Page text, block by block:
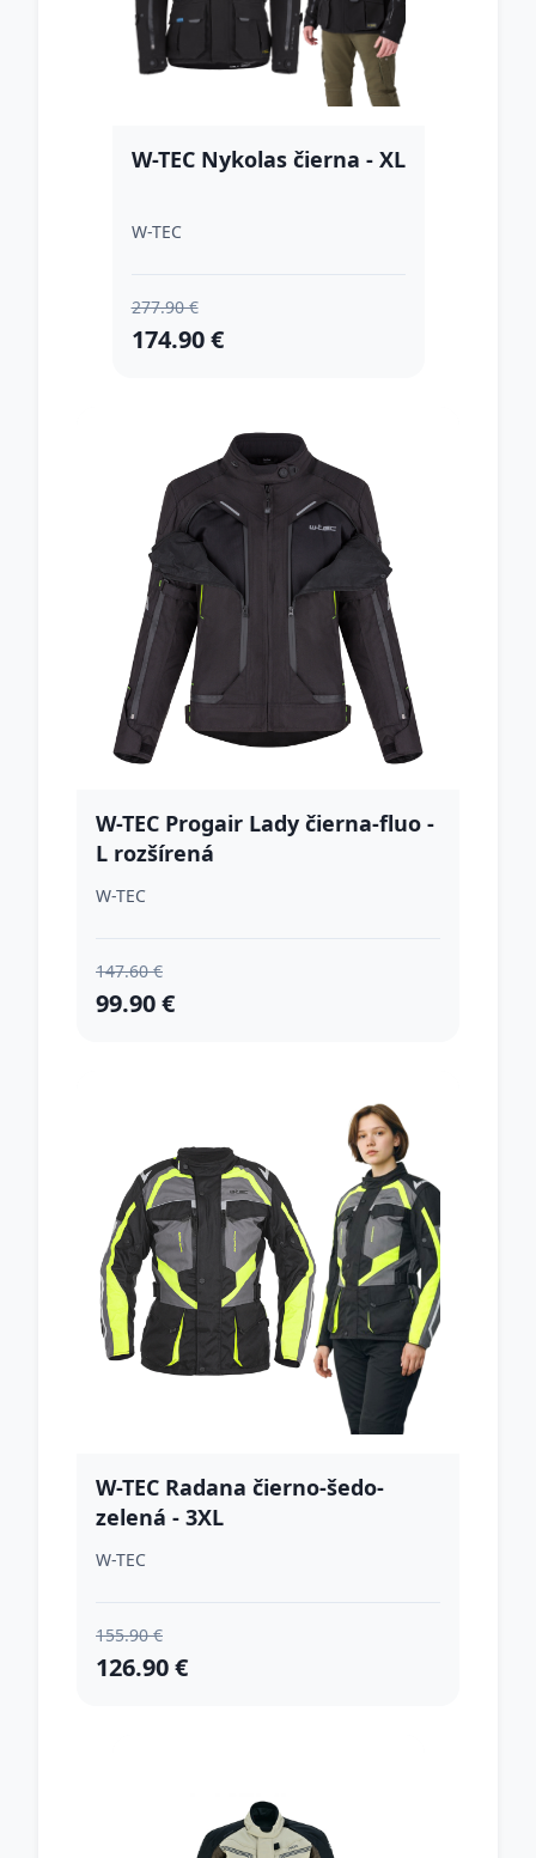
W-TEC Nykolas čierna - XL
W-TEC
277.90 €
174.90 €
W-TEC Progair Lady čierna-fluo -
L rozšírená
W-TEC
147.60 €
99.90 €
W-TEC Radana čierno-šedo-
zelená - 3XL
W-TEC
155.90 €
126.90 €